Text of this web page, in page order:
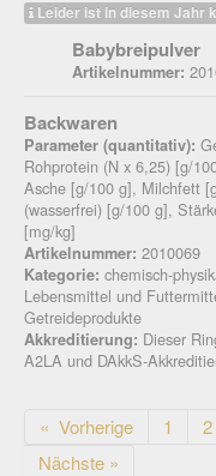
Leider ist in diesem Jahr
Babybreipulver
Artikelnummer:
Backwaren
Parameter (quantitativ):
Rohprotein (N x 6,25) [g/
Asche [g/100 g], Milchfett
(wasserfrei) [g/100 g],
[mg/kg]
Artikelnummer: 2010069
Kategorie: chemisch-
Lebensmittel und
Getreideprodukte
Akkreditierung: Dieser
A2LA und DAkkS-
« Vorherige 1 2
Nächste »